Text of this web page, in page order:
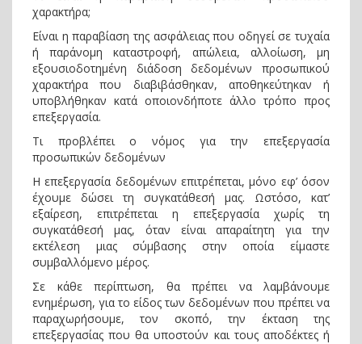
χαρακτήρα;
Είναι η παραβίαση της ασφάλειας που οδηγεί σε τυχαία
ή παράνοµη καταστροφή, απώλεια, αλλοίωση, µη
εξουσιοδοτηµένη διάδοση δεδοµένων προσωπικού
χαρακτήρα που διαβιβάσθηκαν, αποθηκεύτηκαν ή
υποβλήθηκαν κατά οποιονδήποτε άλλο τρόπο προς
επεξεργασία.
Τι προβλέπει ο νόμος για την επεξεργασία
προσωπικών δεδομένων
H επεξεργασία δεδομένων επιτρέπεται, μόνο εφ’ όσον
έχουμε δώσει τη συγκατάθεσή μας. Ωστόσο, κατ’
εξαίρεση, επιτρέπεται η επεξεργασία χωρίς τη
συγκατάθεσή μας, όταν είναι απαραίτητη για την
εκτέλεση μιας σύμβασης στην οποία είμαστε
συμβαλλόμενο μέρος.
Σε κάθε περίπτωση, θα πρέπει να λαμβάνουμε
ενημέρωση, για το είδος των δεδομένων που πρέπει να
παραχωρήσουμε, τον σκοπό, την έκταση της
επεξεργασίας που θα υποστούν και τους αποδέκτες ή